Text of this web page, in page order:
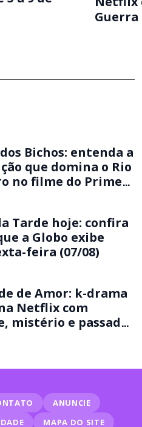
Bichos: entenda a
que domina o Rio
no filme do Prime
Tarde hoje: confira
a Globo exibe
feira (07/08)
de Amor: k-drama
Netflix com
mistério e passado
ANUNCIE
MAPA DO SITE